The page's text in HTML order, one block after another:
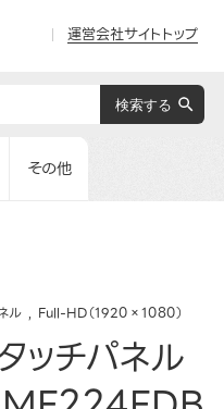
運営会社サイトトップ
その他
ル Full-HD（1920×1080）
ッチパネル